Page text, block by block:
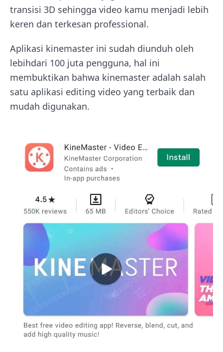
transisi 3D sehingga video kamu menjadi lebih
keren dan terkesan professional.
Aplikasi kinemaster ini sudah diunduh oleh
lebihdari 100 juta pengguna, hal ini
membuktikan bahwa kinemaster adalah salah
satu aplikasi editing video yang terbaik dan
mudah digunakan.